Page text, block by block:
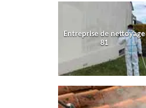
Entreprise de nettoyage
81